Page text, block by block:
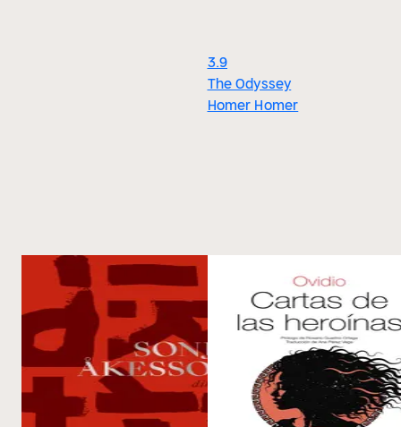
3.9
The Odyssey
Homer Homer